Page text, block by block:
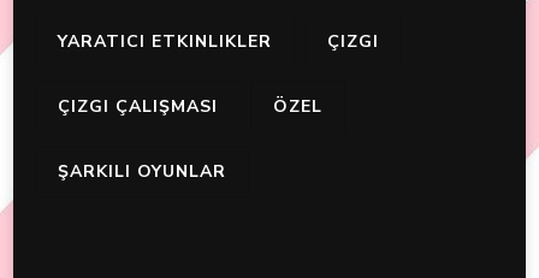
YARATICI ETKINLIKLER ÇIZGI
ÇIZGI ÇALIŞMASI ÖZEL
ŞARKILI OYUNLAR